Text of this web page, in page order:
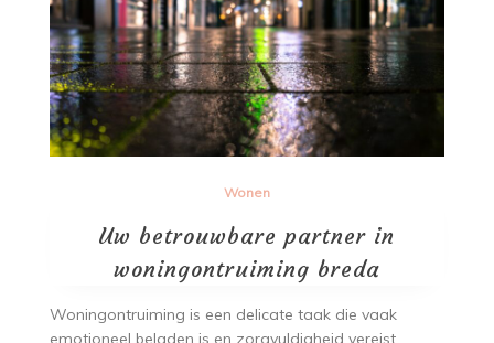
Wonen
Uw betrouwbare partner in
woningontruiming breda
Woningontruiming is een delicate taak die vaak